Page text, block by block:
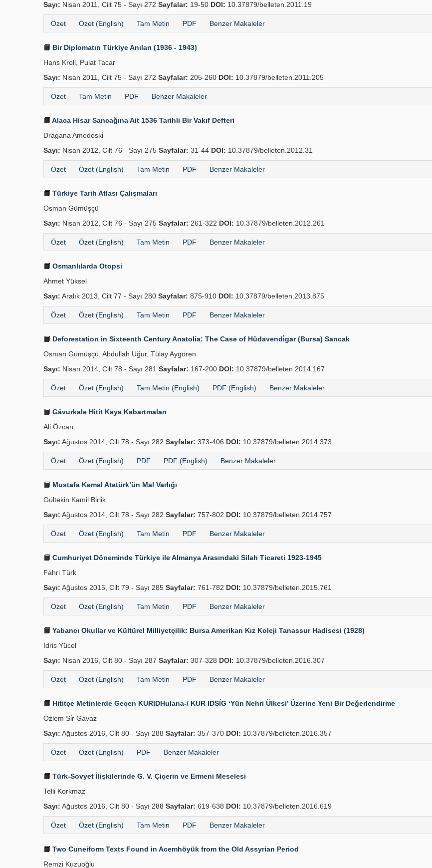
Sayı: Nisan 2011, Cilt 75 - Sayı 272 Sayfalar: 19-50 DOI: 10.37879/belleten.2011.19
Özet Özet (English) Tam Metin PDF Benzer Makaleler
Bir Diplomatın Türkiye Anıları (1936 - 1943)
Hans Kroll, Pulat Tacar
Sayı: Nisan 2011, Cilt 75 - Sayı 272 Sayfalar: 205-260 DOI: 10.37879/belleten.2011.205
Özet Tam Metin PDF Benzer Makaleler
Alaca Hisar Sancağına Ait 1536 Tarihli Bir Vakıf Defteri
Dragana Amedoski̇
Sayı: Nisan 2012, Cilt 76 - Sayı 275 Sayfalar: 31-44 DOI: 10.37879/belleten.2012.31
Özet Özet (English) Tam Metin PDF Benzer Makaleler
Türkiye Tarih Atlası Çalışmaları
Osman Gümüşçü
Sayı: Nisan 2012, Cilt 76 - Sayı 275 Sayfalar: 261-322 DOI: 10.37879/belleten.2012.261
Özet Özet (English) Tam Metin PDF Benzer Makaleler
Osmanlılarda Otopsi
Ahmet Yüksel
Sayı: Aralık 2013, Cilt 77 - Sayı 280 Sayfalar: 875-910 DOI: 10.37879/belleten.2013.875
Özet Özet (English) Tam Metin PDF Benzer Makaleler
Deforestation in Sixteenth Century Anatolia: The Case of Hüdavendi̇gar (Bursa) Sancak
Osman Gümüşçü, Abdullah Uğur, Tülay Aygören
Sayı: Nisan 2014, Cilt 78 - Sayı 281 Sayfalar: 167-200 DOI: 10.37879/belleten.2014.167
Özet Özet (English) Tam Metin (English) PDF (English) Benzer Makaleler
Gâvurkale Hitit Kaya Kabartmaları
Ali Özcan
Sayı: Ağustos 2014, Cilt 78 - Sayı 282 Sayfalar: 373-406 DOI: 10.37879/belleten.2014.373
Özet Özet (English) PDF PDF (English) Benzer Makaleler
Mustafa Kemal Atatürk’ün Mal Varlığı
Gültekin Kamil Bi̇rli̇k
Sayı: Ağustos 2014, Cilt 78 - Sayı 282 Sayfalar: 757-802 DOI: 10.37879/belleten.2014.757
Özet Özet (English) Tam Metin PDF Benzer Makaleler
Cumhuriyet Döneminde Türkiye ile Almanya Arasındaki Silah Ticareti 1923-1945
Fahri Türk
Sayı: Ağustos 2015, Cilt 79 - Sayı 285 Sayfalar: 761-782 DOI: 10.37879/belleten.2015.761
Özet Özet (English) Tam Metin PDF Benzer Makaleler
Yabancı Okullar ve Kültürel Milliyetçilik: Bursa Amerikan Kız Koleji Tanassur Hadisesi (1928)
İdris Yücel
Sayı: Nisan 2016, Cilt 80 - Sayı 287 Sayfalar: 307-328 DOI: 10.37879/belleten.2016.307
Özet Özet (English) Tam Metin PDF Benzer Makaleler
Hititçe Metinlerde Geçen KURIDHulana-/ KUR IDSĺG ‘Yün Nehri Ülkesi’ Üzerine Yeni Bir Değerlendirme
Özlem Si̇r Gavaz
Sayı: Ağustos 2016, Cilt 80 - Sayı 288 Sayfalar: 357-370 DOI: 10.37879/belleten.2016.357
Özet Özet (English) PDF Benzer Makaleler
Türk-Sovyet İlişkilerinde G. V. Çiçerin ve Ermeni Meselesi
Telli Korkmaz
Sayı: Ağustos 2016, Cilt 80 - Sayı 288 Sayfalar: 619-638 DOI: 10.37879/belleten.2016.619
Özet Özet (English) Tam Metin PDF Benzer Makaleler
Two Cuneiform Texts Found in Acemhöyük from the Old Assyrian Period
Remzi Kuzuoğlu